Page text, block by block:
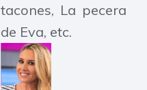
tacones, La pecera
de Eva, etc.